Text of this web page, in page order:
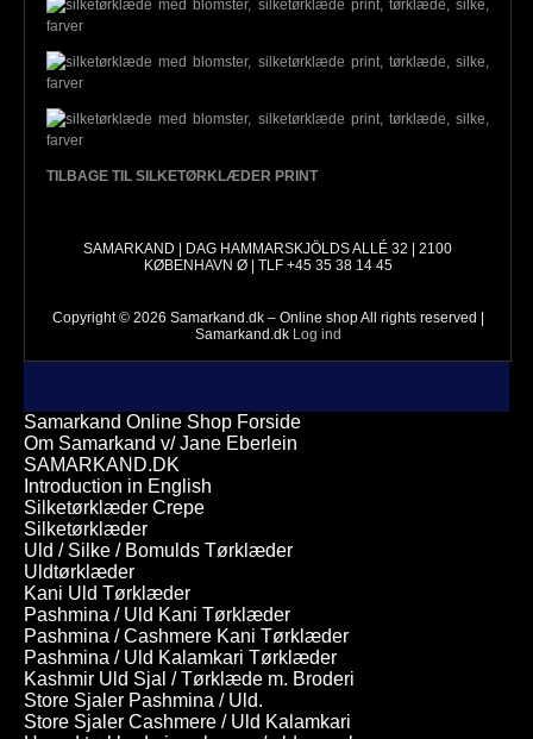
TILBAGE TIL SILKETØRKLÆDER PRINT
SAMARKAND | DAG HAMMARSKJÖLDS ALLÉ 32 | 2100
KØBENHAVN Ø | TLF +45 35 38 14 45
Copyright © 2026 Samarkand.dk – Online shop All rights reserved |
Samarkand.dk Log ind
Samarkand Online Shop Forside
Om Samarkand v/ Jane Eberlein
SAMARKAND.DK
Introduction in English
Silketørklæder Crepe
Silketørklæder
Uld / Silke / Bomulds Tørklæder
Uldtørklæder
Kani Uld Tørklæder
Pashmina / Uld Kani Tørklæder
Pashmina / Cashmere Kani Tørklæder
Pashmina / Uld Kalamkari Tørklæder
Kashmir Uld Sjal / Tørklæde m. Broderi
Store Sjaler Pashmina / Uld.
Store Sjaler Cashmere / Uld Kalamkari